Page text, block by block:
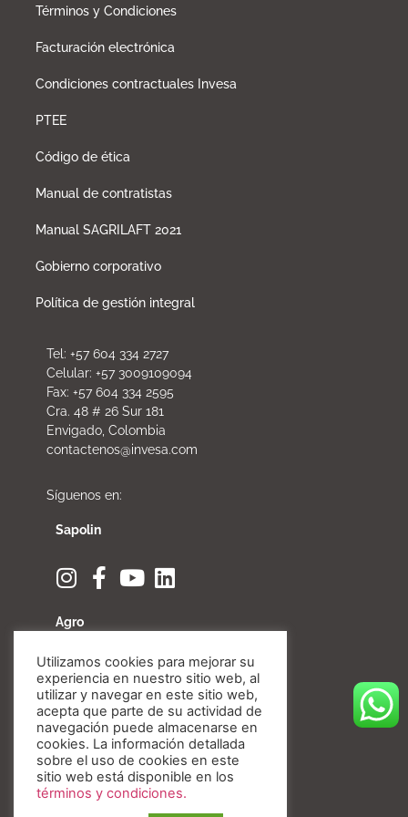
Términos y Condiciones
Facturación electrónica
Condiciones contractuales Invesa
PTEE
Código de ética
Manual de contratistas
Manual SAGRILAFT 2021
Gobierno corporativo
Política de gestión integral
Tel: +57 604 334 2727
Celular: +57 3009109094
Fax: +57 604 334 2595
Cra. 48 # 26 Sur 181
Envigado, Colombia
contactenos@invesa.com
Síguenos en:
Sapolin
Agro
Fibratore
Utilizamos cookies para mejorar su
experiencia en nuestro sitio web, al
utilizar y navegar en este sitio web,
acepta que parte de su actividad de
navegación puede almacenarse en
cookies. La información detallada
sobre el uso de cookies en este
sitio web está disponible en los
términos y condiciones.